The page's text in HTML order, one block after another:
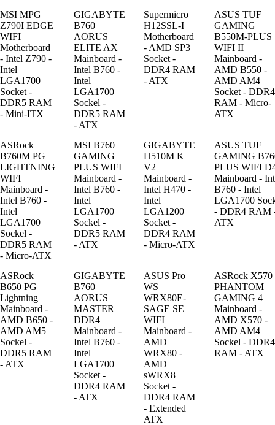
MSI MPG
Z790I EDGE
WIFI
Motherboard
- Intel Z790 -
Intel
LGA1700
Socket -
DDR5 RAM
- Mini-ITX
GIGABYTE
B760
AORUS
ELITE AX
Mainboard -
Intel B760 -
Intel
LGA1700
Sockel -
DDR5 RAM
- ATX
Supermicro
H12SSL-I
Motherboard
- AMD SP3
Socket -
DDR4 RAM
- ATX
ASUS TUF
GAMING
B550M-PLUS
WIFI II
Mainboard -
AMD B550 -
AMD AM4
Socket - DDR4
RAM - Micro-
ATX
ASRock
B760M PG
LIGHTNING
WIFI
Mainboard -
Intel B760 -
Intel
LGA1700
Sockel -
DDR5 RAM
- Micro-ATX
MSI B760
GAMING
PLUS WIFI
Mainboard -
Intel B760 -
Intel
LGA1700
Sockel -
DDR5 RAM
- ATX
GIGABYTE
H510M K
V2
Mainboard -
Intel H470 -
Intel
LGA1200
Socket -
DDR4 RAM
- Micro-ATX
ASUS TUF
GAMING
PLUS WIFI
Mainboard -
B760 - Intel
LGA1700
- DDR4 RAM
ATX
ASRock
B650 PG
Lightning
Mainboard -
AMD B650 -
AMD AM5
Sockel -
DDR5 RAM
- ATX
GIGABYTE
B760
AORUS
MASTER
DDR4
Mainboard -
Intel B760 -
Intel
LGA1700
Socket -
DDR4 RAM
- ATX
ASUS Pro
WS
WRX80E-
SAGE SE
WIFI
Mainboard -
AMD
WRX80 -
AMD
sWRX8
Socket -
DDR4 RAM
- Extended
ATX
ASRock X570
PHANTOM
GAMING 4
Mainboard -
AMD X570 -
AMD AM4
Sockel - DDR4
RAM - ATX